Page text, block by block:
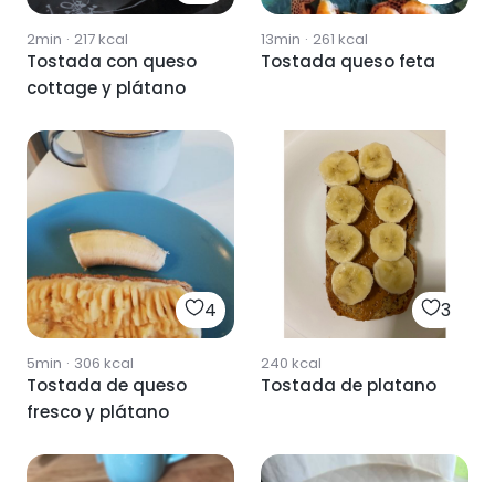
2min · 217kcal
Tostada con queso
cottage y plátano
13min · 261 kcal
Tostada queso feta
4
5min · 306 kcal
Tostada de queso
fresco y plátano
3
240 kcal
Tostada de platano